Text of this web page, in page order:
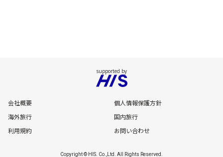
会社概要
個人情報保護方針
海外旅行
国内旅行
利用規約
お問い合わせ
Copyright © HIS. Co.,Ltd. All Rights Reserved.